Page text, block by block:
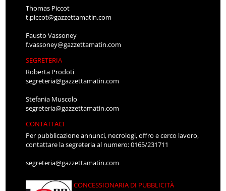
Thomas Piccot
t.piccot@gazzettamatin.com
Fausto Vassoney
f.vassoney@gazzettamatin.com
SEGRETERIA
Roberta Prodoti
segreteria@gazzettamatin.com
Stefania Muscolo
segreteria@gazzettamatin.com
CONTATTACI
Per pubblicazione annunci, necrologi, offro e cerco lavoro,
contattare la segreteria al numero: 0165/231711
segreteria@gazzettamatin.com
CONCESSIONARIA DI PUBBLICITÀ